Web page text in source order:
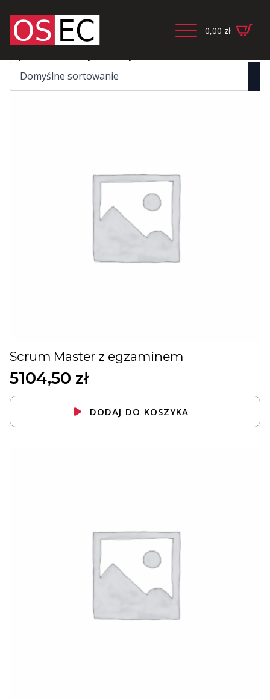
0,00 zł
Scrum Master z egzaminem
5104,50 zł
DODAJ DO KOSZYKA